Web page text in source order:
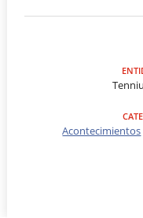
Acontecimientos